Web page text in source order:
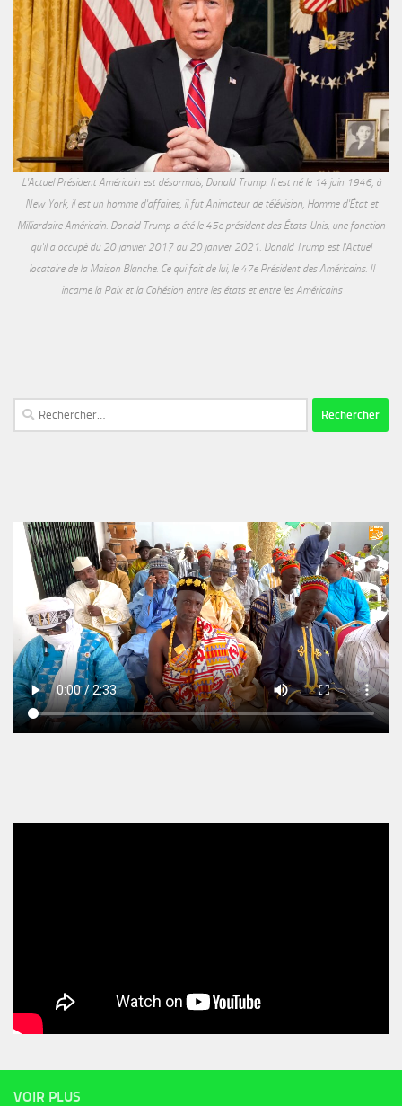
L'Actuel Président Américain est désormais, Donald Trump. Il est né le 14 juin 1946, à
New York, il est un homme d'affaires, il fut Animateur de télévision, Homme d'État et
Milliardaire Américain. Donald Trump a été le 45e président des États-Unis, une fonction
qu'il a occupé du 20 janvier 2017 au 20 janvier 2021. Donald Trump est l'Actuel
locataire de la Maison Blanche. Ce qui fait de lui, le 47e Président des Américains. Il
incarne la Paix et la Cohésion entre les états et entre les Américains
Rechercher :
VOIR PLUS